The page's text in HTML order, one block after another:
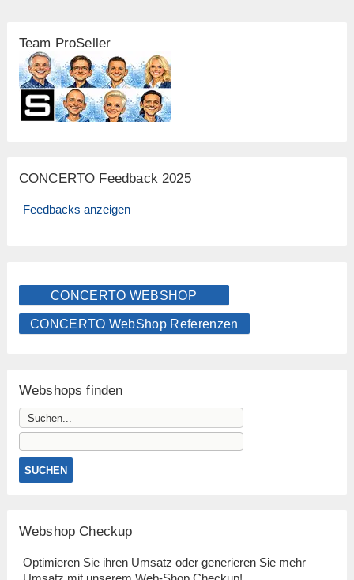
Team ProSeller
CONCERTO Feedback 2025
Feedbacks anzeigen
CONCERTO WEBSHOP
CONCERTO WebShop Referenzen
Webshops finden
Webshop Checkup
Optimieren Sie ihren Umsatz oder generieren Sie mehr